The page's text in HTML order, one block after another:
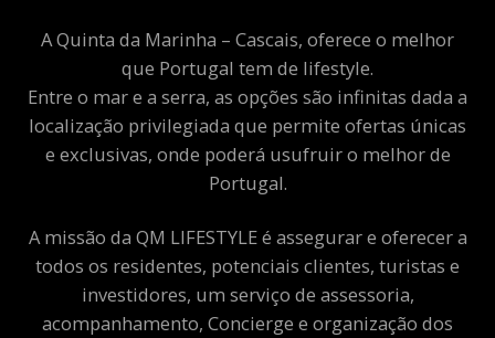
A Quinta da Marinha – Cascais, oferece o melhor
que Portugal tem de lifestyle.
Entre o mar e a serra, as opções são infinitas dada a
localização privilegiada que permite ofertas únicas
e exclusivas, onde poderá usufruir o melhor de
Portugal.
A missão da QM LIFESTYLE é assegurar e oferecer a
todos os residentes, potenciais clientes, turistas e
investidores, um serviço de assessoria,
acompanhamento, Concierge e organização dos